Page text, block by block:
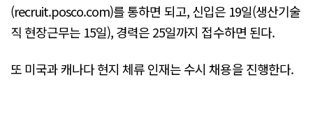
(recruit.posco.com)를 통하면 되고, 신입은 19일(생산기술
직 현장근무는 15일), 경력은 25일까지 접수하면 된다.
또 미국과 캐나다 현지 체류 인재는 수시 채용을 진행한다.